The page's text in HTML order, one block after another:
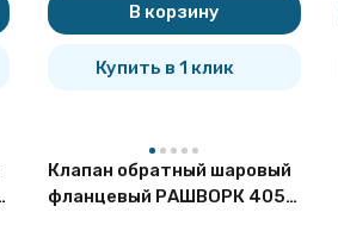
В корзину
Купить в 1 клик
Клапан обратный шаровый
фланцевый РАШВОРК 405